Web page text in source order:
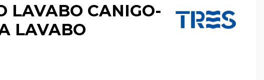
LAVABO CANIGO-
LAVABO